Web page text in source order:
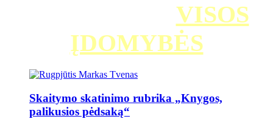
VISOS
ĮDOMYBĖS
Skaitymo skatinimo rubrika „Knygos,
palikusios pėdsaką“